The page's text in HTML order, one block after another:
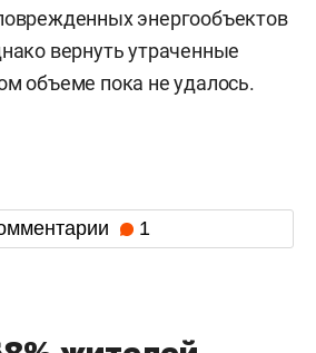
энергообъектов
вернуть утраченные
объеме пока не удалось.
1